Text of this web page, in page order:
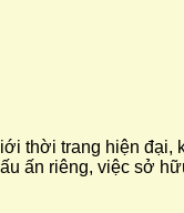
thời trang hiện
ấn riêng, việc sở